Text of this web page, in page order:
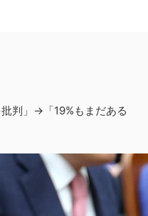
判」→「19%もまだある